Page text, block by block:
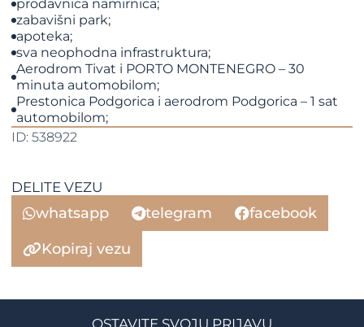
prodavnica namirnica;
zabavišni park;
apoteka;
sva neophodna infrastruktura;
Aerodrom Tivat i PORTO MONTENEGRO – 30
minuta automobilom;
Prestonica Podgorica i aerodrom Podgorica – 1 sat
automobilom;
ID: 538922
DELITE VEZU
whatsapp telegram
facebook
Kopiraj vezu